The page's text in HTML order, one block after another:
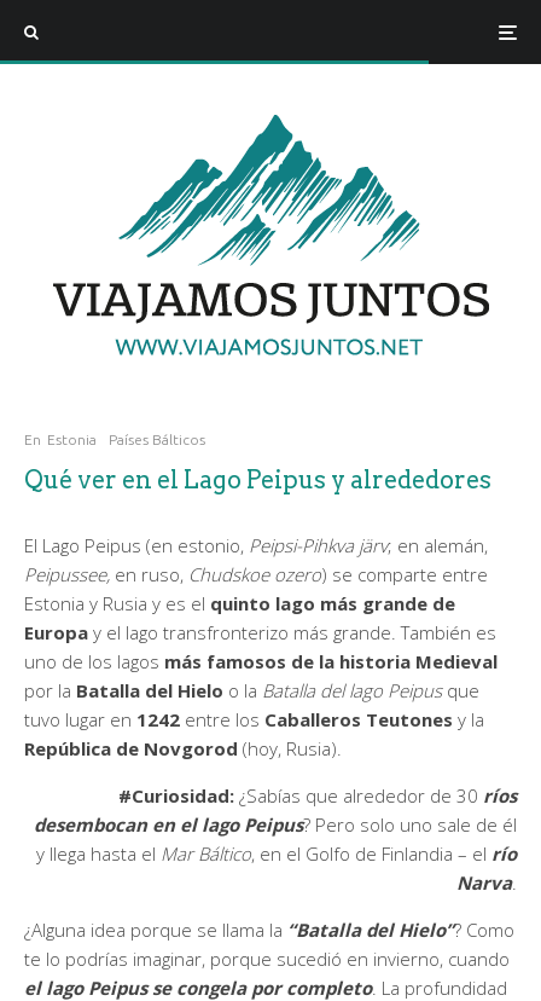
En Estonia Países Bálticos
Qué ver en el Lago Peipus y alrededores
El Lago Peipus (en estonio, Peipsi-Pihkva järv; en alemán,
Peipussee, en ruso, Chudskoe ozero) se comparte entre
Estonia y Rusia y es el quinto lago más grande de
Europa y el lago transfronterizo más grande. También es
uno de los lagos más famosos de la historia Medieval
por la Batalla del Hielo o la Batalla del lago Peipusque
tuvo lugar en 1242 entre los Caballeros Teutones y la
República de Novgorod (hoy, Rusia).
#Curiosidad: ¿Sabías que alrededor de 30 ríos
desembocan en el lago Peipus? Pero solo uno sale de él
y llega hasta el Mar Báltico, en el Golfo de Finlandia – el río
Narva.
¿Alguna idea porque se llama la “Batalla del Hielo”? Como
te lo podrías imaginar, porque sucedió en invierno, cuando
el lago Peipus se congela por completo. La profundidad